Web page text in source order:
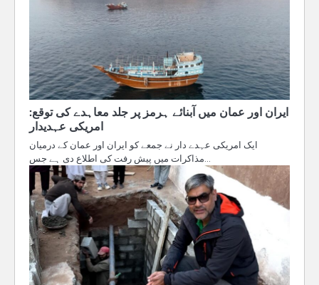
ایران اور عمان میں آبنائے ہرمز پر جلد معاہدے کی توقع:
امریکی عہدیدار
ایک امریکی عہدے دار نے جمعے کو ایران اور عمان کے درمیان
مذاکرات میں پیش رفت کی اطلاع دی ہے جس…